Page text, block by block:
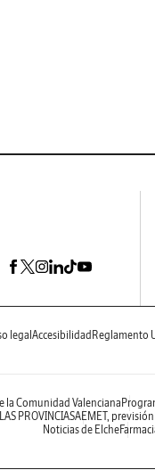
legal Accesibilidad Reglamento
la Comunidad Valenciana
PROVINCIASAEMET,
Noticias de Elche